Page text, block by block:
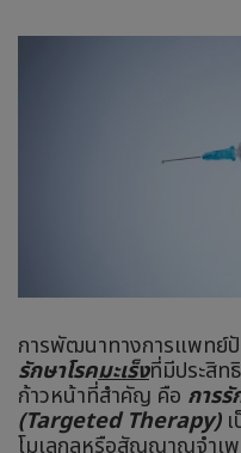
การพัฒนาทางการแพทย์
รักษาโรคมะเร็งที่มีประสิท
ก้าวหน้าที่สำคัญ คือ การรั
(Targeted Therapy)เ
โมเลกุลหรือสัญญาณจำเพ